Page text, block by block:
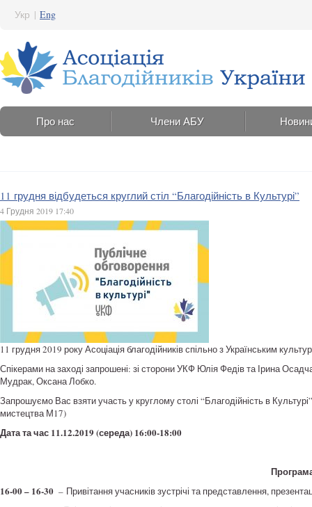
Укр | Eng
Про нас Члени АБУ
11 грудня відбудеться круглий стіл “Благодійність в Культурі”
4 Грудня 2019 17:40
11 грудня 2019 року Асоціація благодійників спільно з Українським
Спікерами на заході запрошені: зі сторони УКФ Юлія Федів та Ірина
Мудрак, Оксана Лобко.
Запрошуємо Вас взяти участь у круглому столі “Благодійність в
мистецтва М17)
Дата та час 11.12.2019 (середа) 16:00-18:00
16-00 – 16-30 – Привітання учасників зустрічі та представлення,